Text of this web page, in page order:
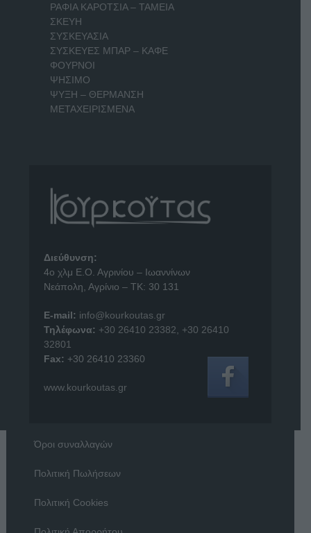
ΡΑΦΙΑ ΚΑΡΟΤΣΙΑ – ΤΑΜΕΙΑ
ΣΚΕΥΗ
ΣΥΣΚΕΥΑΣΙΑ
ΣΥΣΚΕΥΕΣ ΜΠΑΡ – ΚΑΦΕ
ΦΟΥΡΝΟΙ
ΨΗΣΙΜΟ
ΨΥΞΗ – ΘΕΡΜΑΝΣΗ
ΜΕΤΑΧΕΙΡΙΣΜΕΝΑ
Διεύθυνση:
4o χλμ Ε.Ο. Αγρινίου – Ιωαννίνων
Νεάπολη, Αγρίνιο – ΤΚ: 30 131
E-mail: info@kourkoutas.gr
Τηλέφωνα: +30 26410 23382
+30 26410
32801
Fax: +30 26410 23360
www.kourkoutas.gr
Όροι συναλλαγών
Πολιτική Πωλήσεων
Πολιτική Cookies